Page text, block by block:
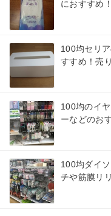
におすすめ
100均セリ
すすめ！売
100均のイ
ーなどのお
100均ダイ
チや筋膜リ